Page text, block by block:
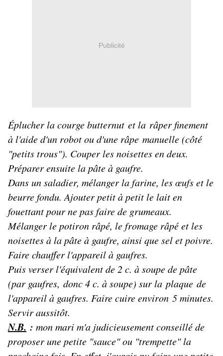
Publicité
Éplucher la courge butternut et la râper finement
à l'aide d'un robot ou d'une râpe manuelle (côté
"petits trous"). Couper les noisettes en deux.
Préparer ensuite la pâte à gaufre.
Dans un saladier, mélanger la farine, les œufs et le
beurre fondu. Ajouter petit à petit le lait en
fouettant pour ne pas faire de grumeaux.
Mélanger le potiron râpé, le fromage râpé et les
noisettes à la pâte à gaufre, ainsi que sel et poivre.
Faire chauffer l'appareil à gaufres.
Puis verser l'équivalent de 2 c. à soupe de pâte
(par gaufres, donc 4 c. à soupe) sur la plaque de
l'appareil à gaufres. Faire cuire environ 5 minutes.
Servir aussitôt.
N.B. : mon mari m'a judicieusement conseillé de
proposer une petite "sauce" ou "trempette" la